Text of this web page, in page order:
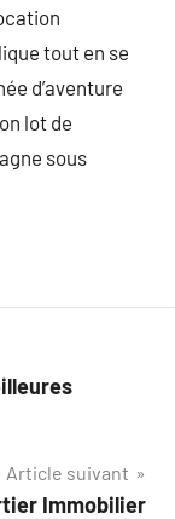
tout en se
d’aventure
lot de
sous
Article suivant
Immobilier